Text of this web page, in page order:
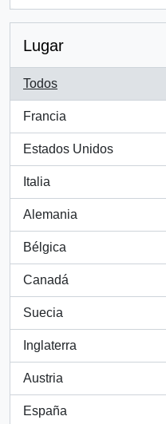
Lugar
Todos
Francia
, 45 resultados
Estados Unidos
, 21 resultados
Italia
, 18 resultados
Alemania
, 13 resultados
Bélgica
, 13 resultados
Canadá
, 10 resultados
Suecia
, 9 resultados
Inglaterra
, 9 resultados
Austria
, 7 resultados
España
, 7 resultados